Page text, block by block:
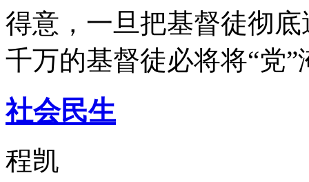
得意，一旦把基督徒彻
千万的基督徒必将将“党”
社会民生
程凯